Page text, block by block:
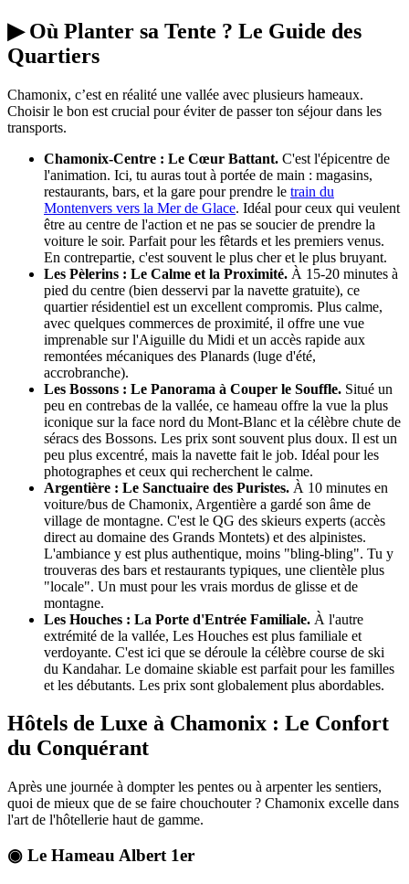
▶ Où Planter sa Tente ? Le Guide des
Quartiers
Chamonix, c’est en réalité une vallée avec plusieurs hameaux.
Choisir le bon est crucial pour éviter de passer ton séjour dans les
transports.
Chamonix-Centre : Le Cœur Battant. C'est l'épicentre de
l'animation. Ici, tu auras tout à portée de main : magasins,
restaurants, bars, et la gare pour prendre le train du
Montenvers vers la Mer de Glace. Idéal pour ceux qui veulent
être au centre de l'action et ne pas se soucier de prendre la
voiture le soir. Parfait pour les fêtards et les premiers venus.
En contrepartie, c'est souvent le plus cher et le plus bruyant.
Les Pèlerins : Le Calme et la Proximité. À 15-20 minutes à
pied du centre (bien desservi par la navette gratuite), ce
quartier résidentiel est un excellent compromis. Plus calme,
avec quelques commerces de proximité, il offre une vue
imprenable sur l'Aiguille du Midi et un accès rapide aux
remontées mécaniques des Planards (luge d'été,
accrobranche).
Les Bossons : Le Panorama à Couper le Souffle. Situé un
peu en contrebas de la vallée, ce hameau offre la vue la plus
iconique sur la face nord du Mont-Blanc et la célèbre chute de
séracs des Bossons. Les prix sont souvent plus doux. Il est un
peu plus excentré, mais la navette fait le job. Idéal pour les
photographes et ceux qui recherchent le calme.
Argentière : Le Sanctuaire des Puristes. À 10 minutes en
voiture/bus de Chamonix, Argentière a gardé son âme de
village de montagne. C'est le QG des skieurs experts (accès
direct au domaine des Grands Montets) et des alpinistes.
L'ambiance y est plus authentique, moins "bling-bling". Tu y
trouveras des bars et restaurants typiques, une clientèle plus
"locale". Un must pour les vrais mordus de glisse et de
montagne.
Les Houches : La Porte d'Entrée Familiale. À l'autre
extrémité de la vallée, Les Houches est plus familiale et
verdoyante. C'est ici que se déroule la célèbre course de ski
du Kandahar. Le domaine skiable est parfait pour les familles
et les débutants. Les prix sont globalement plus abordables.
Hôtels de Luxe à Chamonix : Le Confort
du Conquérant
Après une journée à dompter les pentes ou à arpenter les sentiers,
quoi de mieux que de se faire chouchouter ? Chamonix excelle dans
l'art de l'hôtellerie haut de gamme.
◉ Le Hameau Albert 1er